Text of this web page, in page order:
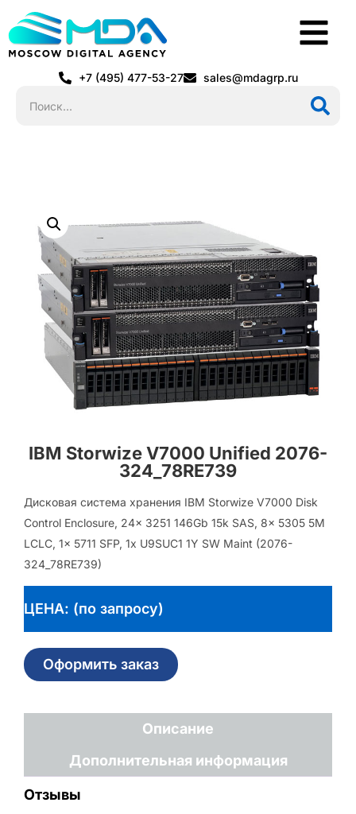
+7 (495) 477-53-27 sales@mdagrp.ru
IBM Storwize V7000 Unified 2076-
324_78RE739
Дисковая система хранения IBM Storwize V7000 Disk
Control Enclosure, 24x 3251 146Gb 15k SAS, 8x 5305 5M
LCLC, 1x 5711 SFP, 1x U9SUC1 1Y SW Maint (2076-
324_78RE739)
ЦЕНА: (по запросу)
Оформить заказ
Описание
Дополнительная информация
Отзывы